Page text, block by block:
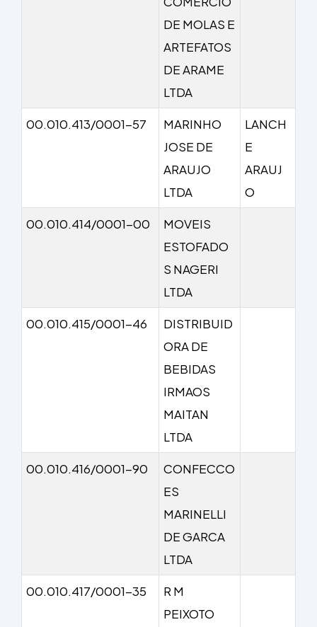
DE MOLAS E
ARTEFATOS
DE ARAME
LTDA
00.010.413/0001-57
MARINHO
JOSE DE
ARAUJO
LTDA
LANCH
E
ARAUJ
O
00.010.414/0001-00
MOVEIS
ESTOFADO
S NAGERI
LTDA
00.010.415/0001-46
DISTRIBUID
ORA DE
BEBIDAS
IRMAOS
MAITAN
LTDA
00.010.416/0001-90
CONFECCO
ES
MARINELLI
DE GARCA
LTDA
00.010.417/0001-35
R M
PEIXOTO